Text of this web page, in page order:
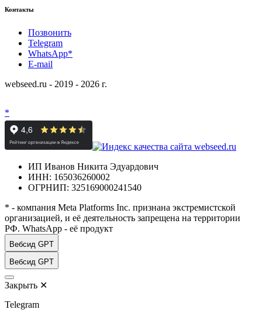
Контакты
Позвонить
Telegram
WhatsApp*
E-mail
webseed.ru - 2019 - 2026 г.
*
ИП Иванов Никита Эдуардович
ИНН: 165036260002
ОГРНИП: 325169000241540
* - компания Meta Platforms Inc. признана экстремистской
организацией, и её деятельность запрещена на территории
РФ. WhatsApp - её продукт
Вебсид GPT
Вебсид GPT
Закрыть ✕
Telegram